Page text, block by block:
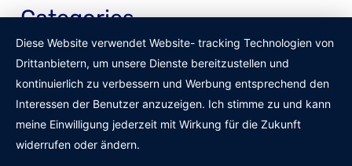
Categories
Küche
Maritim einrichten
Maritime Bücher
Maritime Deko
Diese Website verwendet Website- tracking Technologien von
Drittanbietern, um unsere Dienste bereitzustellen und
kontinuierlich zu verbessern und Werbung entsprechend den
Interessen der Benutzer anzuzeigen. Ich stimme zu und kann
meine Einwilligung jederzeit mit Wirkung für die Zukunft
widerrufen oder ändern.